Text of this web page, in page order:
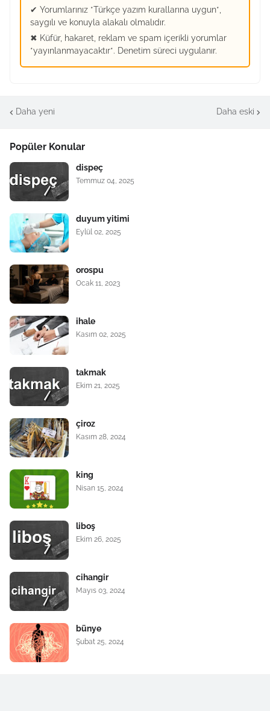
✔ Yorumlarınız *Türkçe yazım kurallarına uygun*,
saygılı ve konuyla alakalı olmalıdır.
✖ Küfür, hakaret, reklam ve spam içerikli yorumlar
*yayınlanmayacaktır*. Denetim süreci uygulanır.
Daha yeni Daha eski
Popüler Konular
dispeç
Temmuz 04, 2025
duyum yitimi
Eylül 02, 2025
orospu
Ocak 11, 2023
ihale
Kasım 02, 2025
takmak
Ekim 21, 2025
çiroz
Kasım 28, 2024
king
Nisan 15, 2024
liboş
Ekim 26, 2025
cihangir
Mayıs 03, 2024
bünye
Şubat 25, 2024